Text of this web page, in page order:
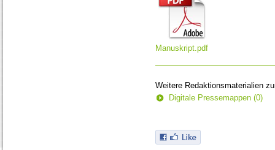
Manuskript.pdf
Weitere Redaktionsmaterialien
Digitale Pressemappen (0)